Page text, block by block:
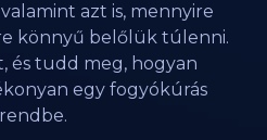
azt is, mennyire
könnyű belőlük túlenni.
és tudd meg, hogyan
egy fogyókúrás